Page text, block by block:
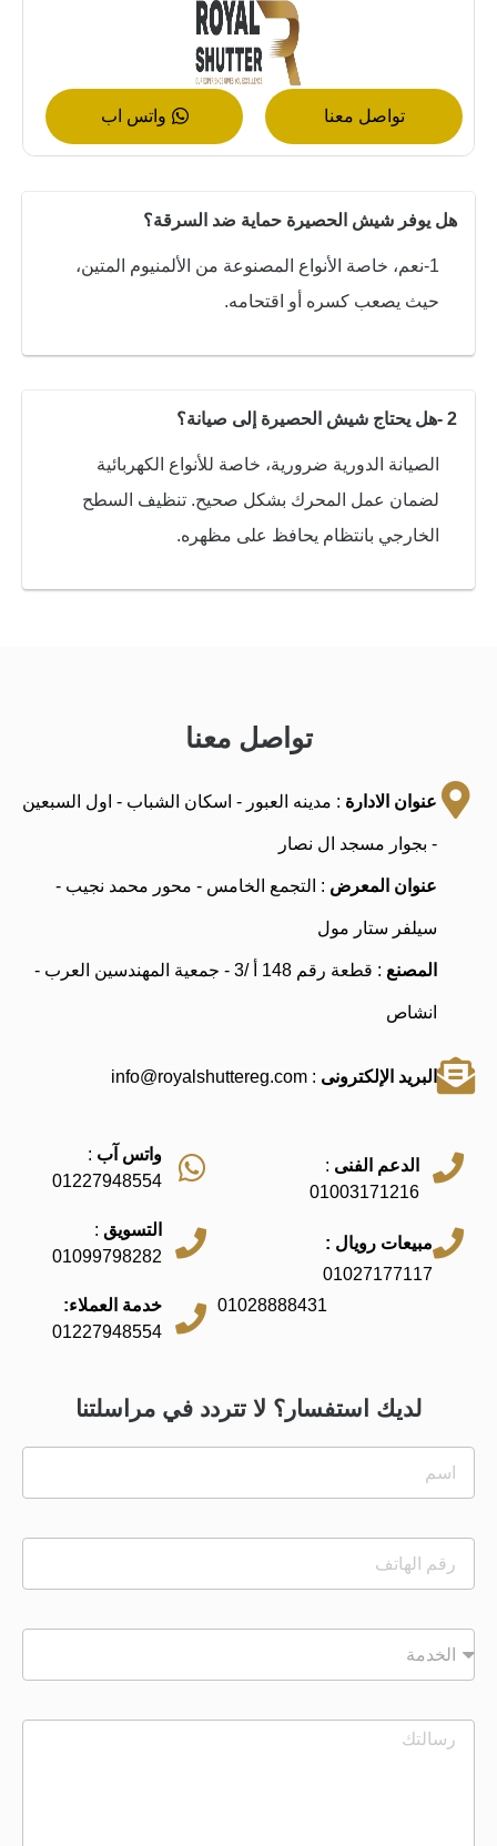
تواصل معنا واتس اب
هل يوفر شيش الحصيرة حماية ضد السرقة؟
1-نعم، خاصة الأنواع المصنوعة من الألمنيوم المتين،
حيث يصعب كسره أو اقتحامه.
2 -هل يحتاج شيش الحصيرة إلى صيانة؟
الصيانة الدورية ضرورية، خاصة للأنواع الكهربائية
لضمان عمل المحرك بشكل صحيح. تنظيف السطح
الخارجي بانتظام يحافظ على مظهره.
تواصل معنا
عنوان الادارة : مدينه العبور - اسكان الشباب - اول السبعين
- بجوار مسجد ال نصار
عنوان المعرض : التجمع الخامس - محور محمد نجيب -
سيلفر ستار مول
المصنع : قطعة رقم 148 أ /3 - جمعية المهندسين العرب -
انشاص
البريد الإلكترونى : info@royalshuttereg.com
الدعم الفنى :
01003171216
مبيعات رويال :
01027177117
01028888431
واتس آب :
01227948554
التسويق :
01099798282
خدمة العملاء:
01227948554
لديك استفسار؟ لا تتردد في مراسلتنا